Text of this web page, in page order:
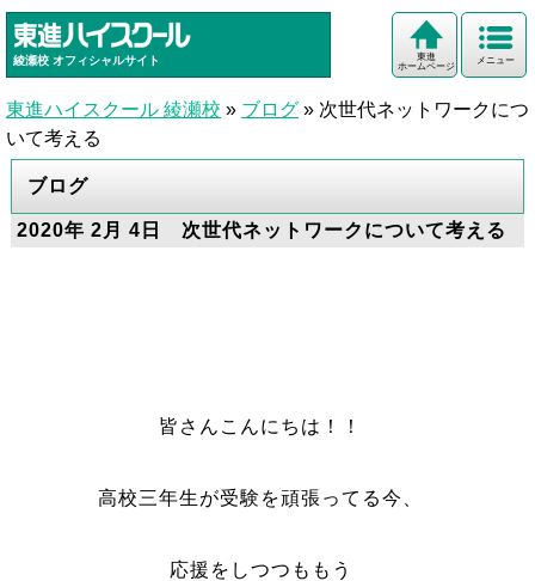
綾瀬校 オフィシャルサイト メニュー
東進
ホームページ
東進ハイスクール 綾瀬校 » ブログ » 次世代ネットワークにつ
いて考える
ブログ
2020年 2月 4日 次世代ネットワークについて考える
皆さんこんにちは！！
高校三年生が受験を頑張ってる今、
応援をしつつももう